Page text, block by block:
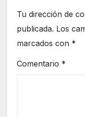
Tu dirección de
publicada. Los
marcados con *
Comentario *